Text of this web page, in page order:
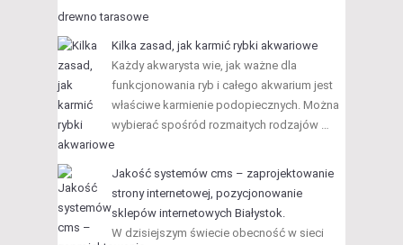
drewno tarasowe
Kilka zasad, jak karmić rybki akwariowe
Każdy akwarysta wie, jak ważne dla
funkcjonowania ryb i całego akwarium jest
właściwe karmienie podopiecznych. Można
wybierać spośród rozmaitych rodzajów …
Jakość systemów cms – zaprojektowanie
strony internetowej, pozycjonowanie
sklepów internetowych Białystok.
W dzisiejszym świecie obecność w sieci